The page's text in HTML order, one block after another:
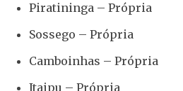
Piratininga – Própria
Sossego – Própria
Camboinhas – Própria
Itaipu – Própria